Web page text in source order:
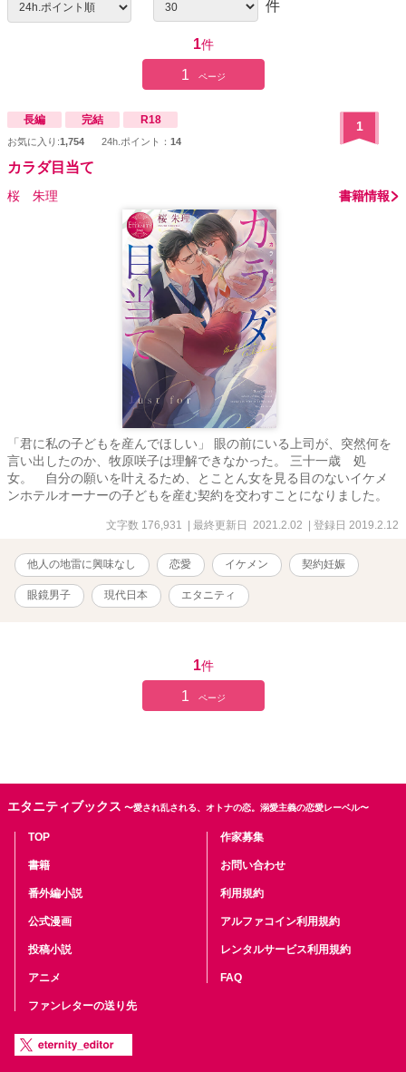
件
1件
1 ページ
長編 完結 R18
お気に入り:1,754 24h.ポイント： 14
1
カラダ目当て
桜 朱理 書籍情報
「君に私の子どもを産んでほしい」 眼の前にいる上司が、突然何を
言い出したのか、牧原咲子は理解できなかった。 三十一歳 処
女。 自分の願いを叶えるため、とことん女を見る目のないイケメ
ンホテルオーナーの子どもを産む契約を交わすことになりました。
文字数 176,931 | 最終更新日 2021.2.02 | 登録日 2019.2.12
他人の地雷に興味なし 恋愛 イケメン 契約妊娠
眼鏡男子 現代日本 エタニティ
1件
1 ページ
エタニティブックス 〜愛され乱される、オトナの恋。溺愛主義の恋愛レーベル〜
TOP
書籍
番外編小説
公式漫画
投稿小説
アニメ
ファンレターの送り先
作家募集
お問い合わせ
利用規約
アルファコイン利用規約
レンタルサービス利用規約
FAQ